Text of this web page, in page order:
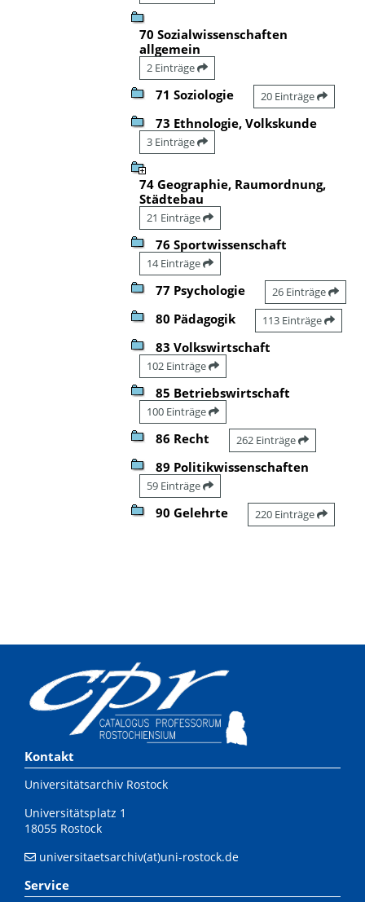
70 Sozialwissenschaften
allgemein
2 Einträge
71 Soziologie 20 Einträge
73 Ethnologie, Volkskunde
3 Einträge
74 Geographie, Raumordnung,
Städtebau
21 Einträge
76 Sportwissenschaft
14 Einträge
77 Psychologie 26 Einträge
80 Pädagogik 113 Einträge
83 Volkswirtschaft
102 Einträge
85 Betriebswirtschaft
100 Einträge
86 Recht 262 Einträge
89 Politikwissenschaften
59 Einträge
90 Gelehrte 220 Einträge
Kontakt
Universitätsarchiv Rostock
Universitätsplatz 1
18055 Rostock
universitaetsarchiv(at)uni-rostock.de
Service